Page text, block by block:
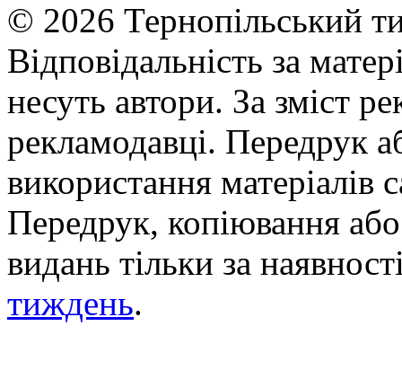
© 2026 Тернопільський
Відповідальність за
несуть автори. За зміст
рекламодавці. Передрук
використання матеріалів
Передрук, копіювання
видань тільки за
тиждень.